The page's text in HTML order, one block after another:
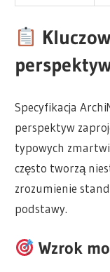
Specyfikacja
perspektyw
typowych
często tworzą
zrozumienie
podstawy.
Wzrok